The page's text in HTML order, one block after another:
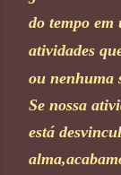
do tempo em
atividades
ou nenhuma
Se nossa
está